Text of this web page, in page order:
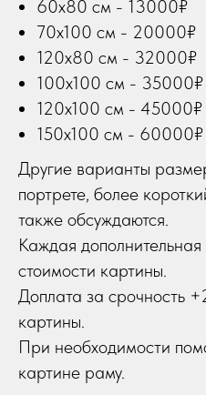
60х80 см - 13000₽
70х100 см - 20000₽
120х80 см - 32000₽
100х100 см - 35000₽
120х100 см - 45000₽
150х100 см - 60000₽
Другие варианты
портрете, более
также обсуждаются.
Каждая
стоимости картины.
Доплата за срочность
картины.
При необходимости
картине раму.